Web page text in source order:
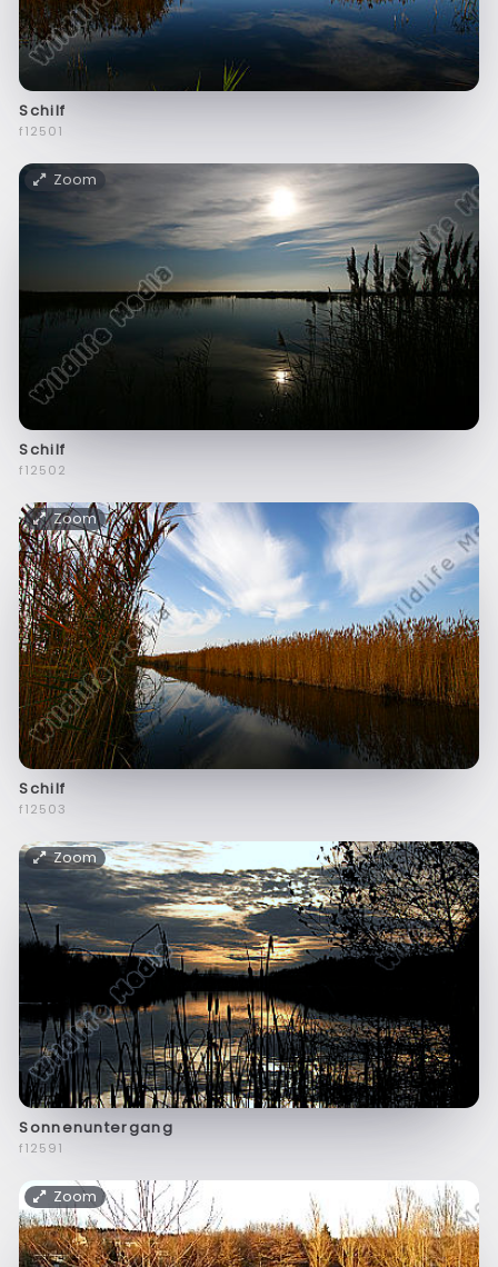
Schilf
f12501
Zoom
Schilf
f12502
Zoom
Schilf
f12503
Zoom
Sonnenuntergang
f12591
Zoom